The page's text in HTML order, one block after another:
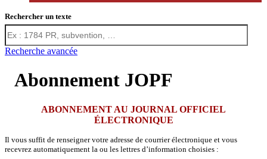
Rechercher un texte
Recherche avancée
Abonnement JOPF
ABONNEMENT AU JOURNAL OFFICIEL
ÉLECTRONIQUE
Il vous suffit de renseigner votre adresse de courrier électronique et vous
recevrez automatiquement la ou les lettres d’information choisies :